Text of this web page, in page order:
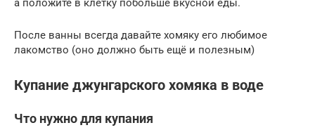
а положите в клетку побольше вкусной еды.
После ванны всегда давайте хомяку его любимое
лакомство (оно должно быть ещё и полезным)
Купание джунгарского хомяка в воде
Что нужно для купания